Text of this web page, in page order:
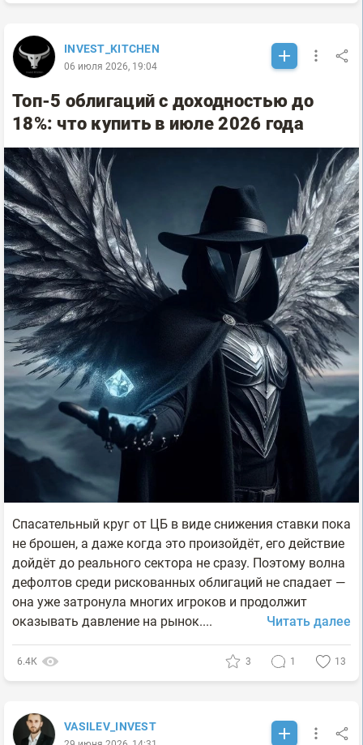
INVEST_KITCHEN
06 июля 2026, 19:04
Топ-5 облигаций с доходностью до
18%: что купить в июле 2026 года
Спасательный круг от ЦБ в виде снижения ставки пока
не брошен, а даже когда это произойдёт, его действие
дойдёт до реального сектора не сразу. Поэтому волна
дефолтов среди рискованных облигаций не спадает —
она уже затронула многих игроков и продолжит
оказывать давление на рынок....
Читать далее
6.4К 3 1 13
VASILEV_INVEST